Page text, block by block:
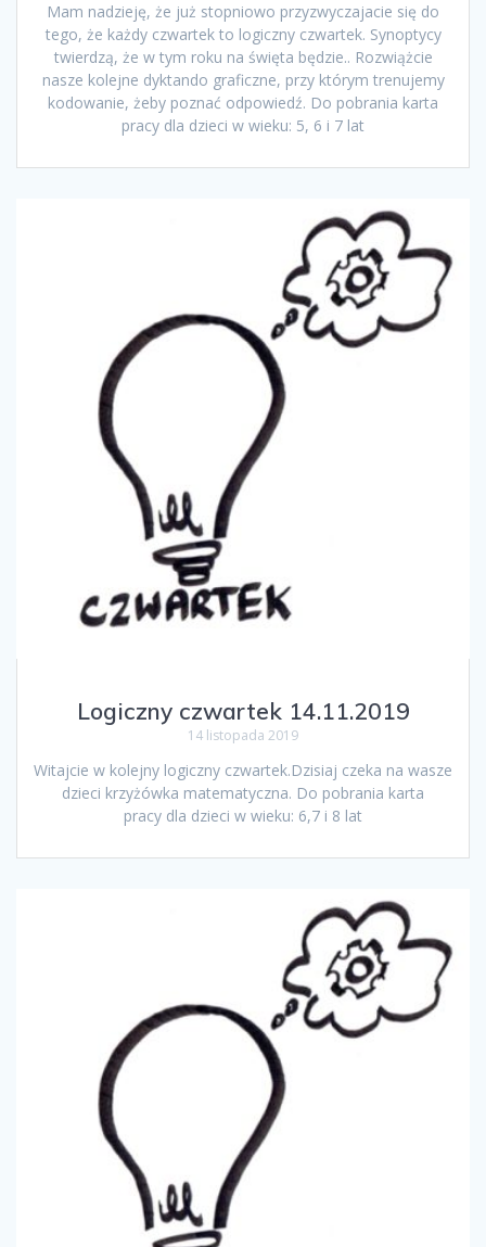
Mam nadzieję, że już stopniowo przyzwyczajacie się do
tego, że każdy czwartek to logiczny czwartek. Synoptycy
twierdzą, że w tym roku na święta będzie.. Rozwiążcie
nasze kolejne dyktando graficzne, przy którym trenujemy
kodowanie, żeby poznać odpowiedź. Do pobrania karta
pracy dla dzieci w wieku: 5, 6 i 7 lat
Logiczny czwartek 14.11.2019
14 listopada 2019
Witajcie w kolejny logiczny czwartek.Dzisiaj czeka na wasze
dzieci krzyżówka matematyczna. Do pobrania karta
pracy dla dzieci w wieku: 6,7 i 8 lat